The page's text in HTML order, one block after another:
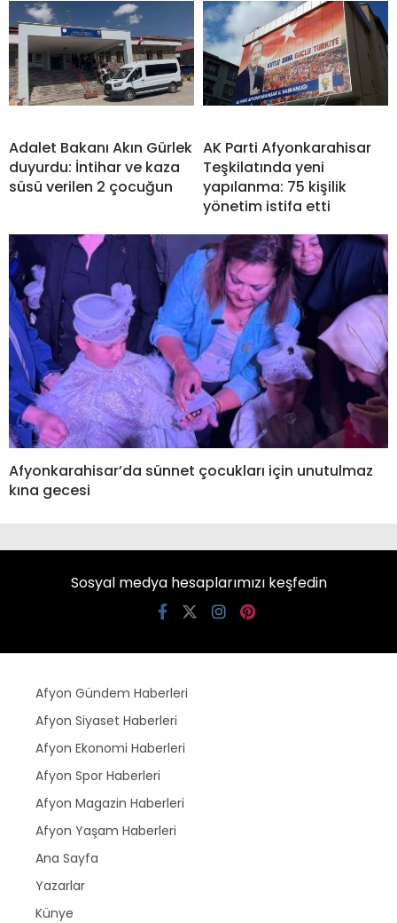
Adalet Bakanı Akın Gürlek
duyurdu: İntihar ve kaza
süsü verilen 2 çocuğun
AK Parti Afyonkarahisar
Teşkilatında yeni
yapılanma: 75 kişilik
yönetim istifa etti
Afyonkarahisar’da sünnet çocukları için unutulmaz
kına gecesi
Sosyal medya hesaplarımızı keşfedin
Afyon Gündem Haberleri
Afyon Siyaset Haberleri
Afyon Ekonomi Haberleri
Afyon Spor Haberleri
Afyon Magazin Haberleri
Afyon Yaşam Haberleri
Ana Sayfa
Yazarlar
Künye